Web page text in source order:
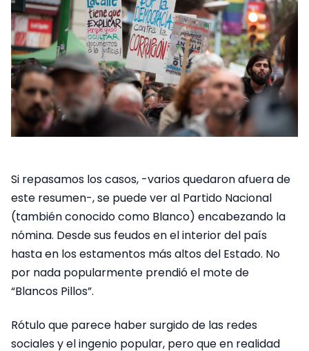
Si repasamos los casos, -varios quedaron afuera de
este resumen-, se puede ver al Partido Nacional
(también conocido como Blanco) encabezando la
nómina. Desde sus feudos en el interior del país
hasta en los estamentos más altos del Estado. No
por nada popularmente prendió el mote de
“Blancos Pillos”.
Rótulo que parece haber surgido de las redes
sociales y el ingenio popular, pero que en realidad